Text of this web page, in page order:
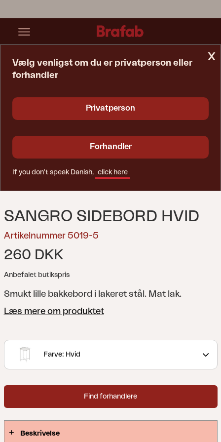
SANGRO SIDEBORD HVID
Artikelnummer 5019-5
260 DKK
Anbefalet butikspris
Smukt lille bakkebord i lakeret stål. Mat lak.
Læs mere om produktet
Farve: Hvid
Find forhandlere
Beskrivelse
x
Vælg venligst om du er privatperson eller
forhandler
Privatperson
Forhandler
If you don't speak Danish, click here